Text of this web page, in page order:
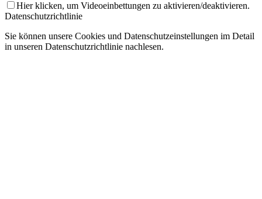
Hier klicken, um Videoeinbettungen zu aktivieren/deaktivieren.
Datenschutzrichtlinie
Sie können unsere Cookies und Datenschutzeinstellungen im Detail
in unseren Datenschutzrichtlinie nachlesen.